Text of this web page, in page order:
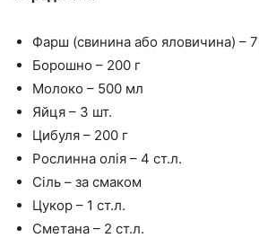
Фарш (свинина або яловичина) –
Борошно – 200 г
Молоко – 500 мл
Яйця – 3 шт.
Цибуля – 200 г
Рослинна олія – 4 ст.л.
Сіль – за смаком
Цукор – 1 ст.л.
Сметана – 2 ст.л.